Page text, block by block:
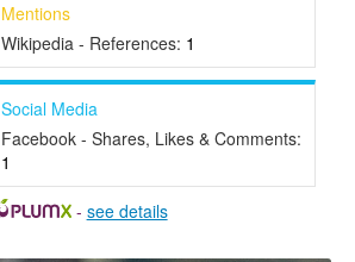
Mentions
Wikipedia - References: 1
Social Media
Facebook - Shares, Likes & Comments:
1
- see details